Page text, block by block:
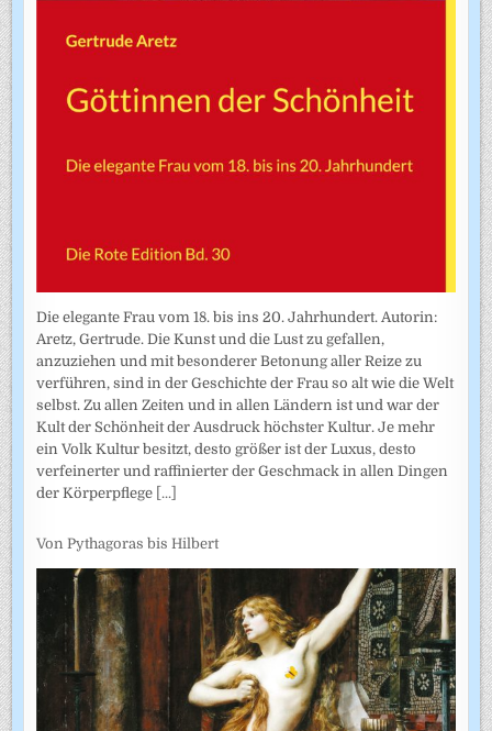
Die elegante Frau vom 18. bis ins 20. Jahrhundert. Autorin:
Aretz, Gertrude. Die Kunst und die Lust zu gefallen,
anzuziehen und mit besonderer Betonung aller Reize zu
verführen, sind in der Geschichte der Frau so alt wie die Welt
selbst. Zu allen Zeiten und in allen Ländern ist und war der
Kult der Schönheit der Ausdruck höchster Kultur. Je mehr
ein Volk Kultur besitzt, desto größer ist der Luxus, desto
verfeinerter und raffinierter der Geschmack in allen Dingen
der Körperpflege [...]
Von Pythagoras bis Hilbert